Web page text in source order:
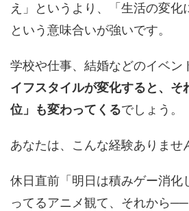
え」というより、「生活の変化
という意味合いが強いです。
学校や仕事、結婚などのイベン
イフスタイルが変化すると、そ
位」も変わってくるでしょう。
あなたは、こんな経験ありませ
休日直前「明日は積みゲー消化
ってるアニメ観て、それから──